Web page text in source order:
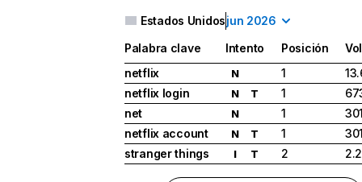
Estados Unidosjun 2026
Palabra clave Intento Posición
netflix
N 1
netflix login
N T 1
net
N 1
netflix account
N T 1
stranger things
I T 2